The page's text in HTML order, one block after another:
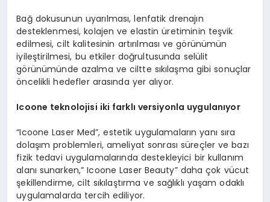
Bağ dokusunun uyarılması, lenfatik drenajın
desteklenmesi, kolajen ve elastin üretiminin teşvik
edilmesi, cilt kalitesinin artırılması ve görünümün
iyileştirilmesi, bu etkiler doğrultusunda selülit
görünümünde azalma ve ciltte sıkılaşma gibi sonuçlar
öncelikli hedefler arasında yer alıyor.
Icoone teknolojisi iki farklı versiyonla uygulanıyor
“Icoone Laser Med”, estetik uygulamaların yanı sıra
dolaşım problemleri, ameliyat sonrası süreçler ve bazı
fizik tedavi uygulamalarında destekleyici bir kullanım
alanı sunarken,” Icoone Laser Beauty” daha çok vücut
şekillendirme, cilt sıkılaştırma ve sağlıklı yaşam odaklı
uygulamalarda tercih ediliyor.